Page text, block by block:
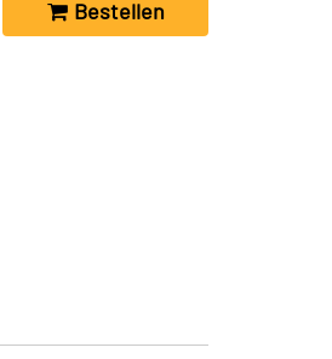
Bestellen